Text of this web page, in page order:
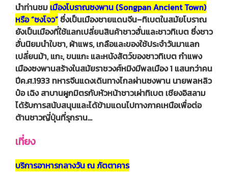
นำท่านชม เมืองโบราณซงพาน (Songpan Ancient Town)
หรือ “ซงโจว” ซึ่งเป็นเมืองชายแดนจีน–ทิเบตในสมัยโบราณ
ยังเป็นเมืองที่ใช้แลกเปลี่ยนสินค้าชาวฮั่นและชาวทิเบต ซึ่งชาว
ฮั่นนิยมนำใบชา, ผ้าแพร, เกลือและของใช้ประจำวันมาแลก
เปลี่ยนม้า, แกะ, ขนแกะ และหนังสัตว์ของชาวทิเบต กำแพง
เมืองซงพานสร้างในสมัยราชวงศ์หมิงมีพลเมือง 1 แสนกว่าคน
ปีค.ศ.1933 ทหารจีนแดงเดินทางไกลผ่านซงพาน นายพลหลิว
ป๋อ เฉิง สาบานผูกมิตรกับหัวหน้าชาวเผ่าทิเบต เชียงอิสลาม
ได้รับการสนับสนุนและได้ข้ามแดนไปทางภาคเหนือเพื่อต่อ
ต้านชาวญี่ปุ่นที่รุกราน…
เที่ยง
บริการอาหารกลางวัน ณ ภัตตาคาร